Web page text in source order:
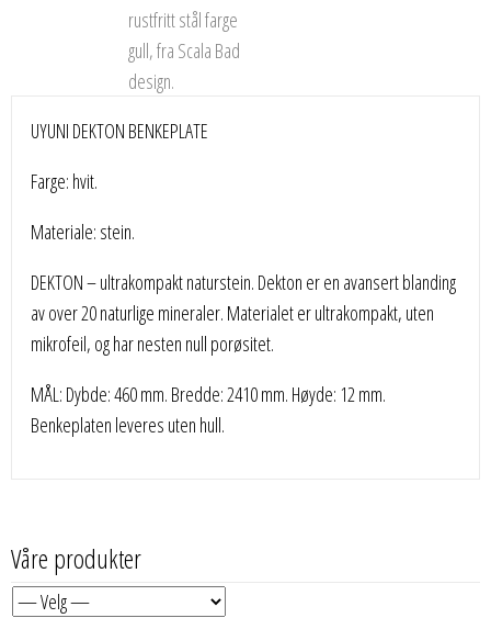
UYUNI DEKTON BENKEPLATE
Farge: hvit.
Materiale: stein.
DEKTON – ultrakompakt naturstein. Dekton er en avansert blanding
av over 20 naturlige mineraler. Materialet er ultrakompakt, uten
mikrofeil, og har nesten null porøsitet.
MÅL: Dybde: 460 mm. Bredde: 2410 mm. Høyde: 12 mm.
Benkeplaten leveres uten hull.
Våre produkter